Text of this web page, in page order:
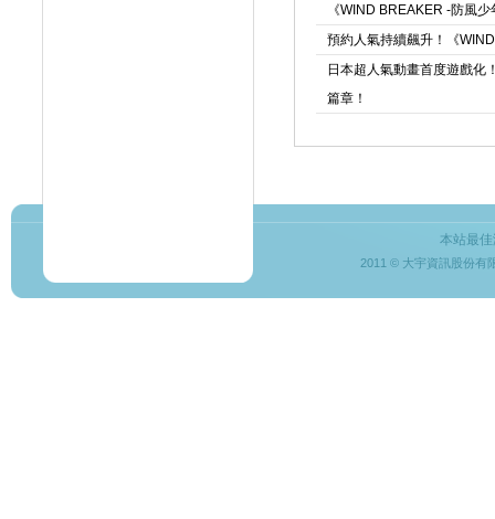
《WIND BREAKER -防風
預約人氣持續飆升！《
日本超人氣動畫首度遊戲化
篇章！
本站最
2011 © 大宇資訊股份有